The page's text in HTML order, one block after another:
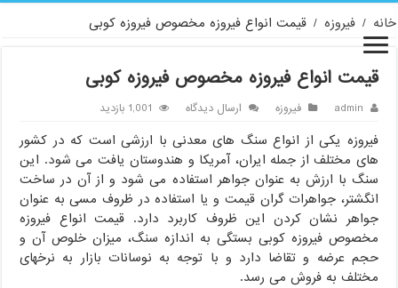
خانه / فیروزه / قیمت انواع فیروزه مخصوص فیروزه کوبی
قیمت انواع فیروزه مخصوص فیروزه کوبی
admin فیروزه ارسال دیدگاه 1,001 بازدید
فیروزه یکی از انواع سنگ های معدنی با ارزشی است که در کشور
های مختلف از جمله ایران، آمریکا و هندوستان یافت می شود. این
سنگ با ارزش به عنوان جواهر استفاده می شود و از آن در ساخت
انگشتر، جواهرات گران قیمت و یا استفاده در ظروف مسی به عنوان
جواهر نشان کردن این ظروف کاربرد دارد. قیمت انواع فیروزه
مخصوص فیروزه کوبی بستگی به اندازه سنگ، میزان خلوص آن و
حجم عرضه و تقاضا دارد و با توجه به نوسانات بازار به نرخهای
مختلف به فروش می رسد.